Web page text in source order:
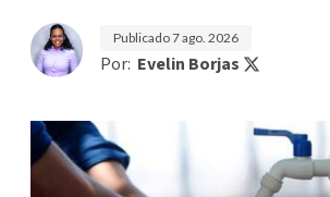
Publicado7 ago. 2026
Por: Evelin Borjas